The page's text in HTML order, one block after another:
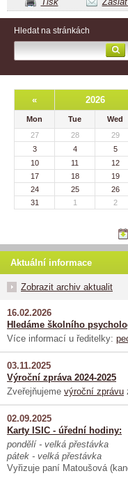
Hledat na stránkách
« 2026
Mon Tue Wed
27
28 29
3
4 5
10
11 12
17
18 19
24
25 26
31
1 2
Aktuální informace
Zobrazit archiv aktualit
16.02.2026
Hledáme školního
Více informací u ředitelky:
03.11.2025
Výroční zpráva 2024-2025
Zveřejňujeme výroční zprávu
02.09.2025
Karty ISIC - úřední hodiny:
pondělí - velká přestávka
pátek - velká přestávka
Vyřizuje paní Matoušová